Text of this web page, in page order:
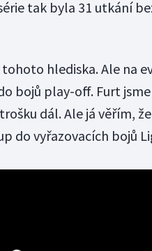
tak byla 31 utkání
hlediska. Ale na
bojů play-off. Furt
dál. Ale já věřím,
do vyřazovacích bojů